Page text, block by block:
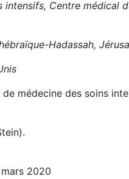
Centre médical
Hadassah,
médecine des soins
2020